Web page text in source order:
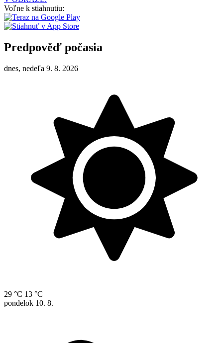
Voľne k stiahnutiu:
Predpověď počasia
dnes, nedeľa 9. 8. 2026
29 °C 13 °C
pondelok 10. 8.